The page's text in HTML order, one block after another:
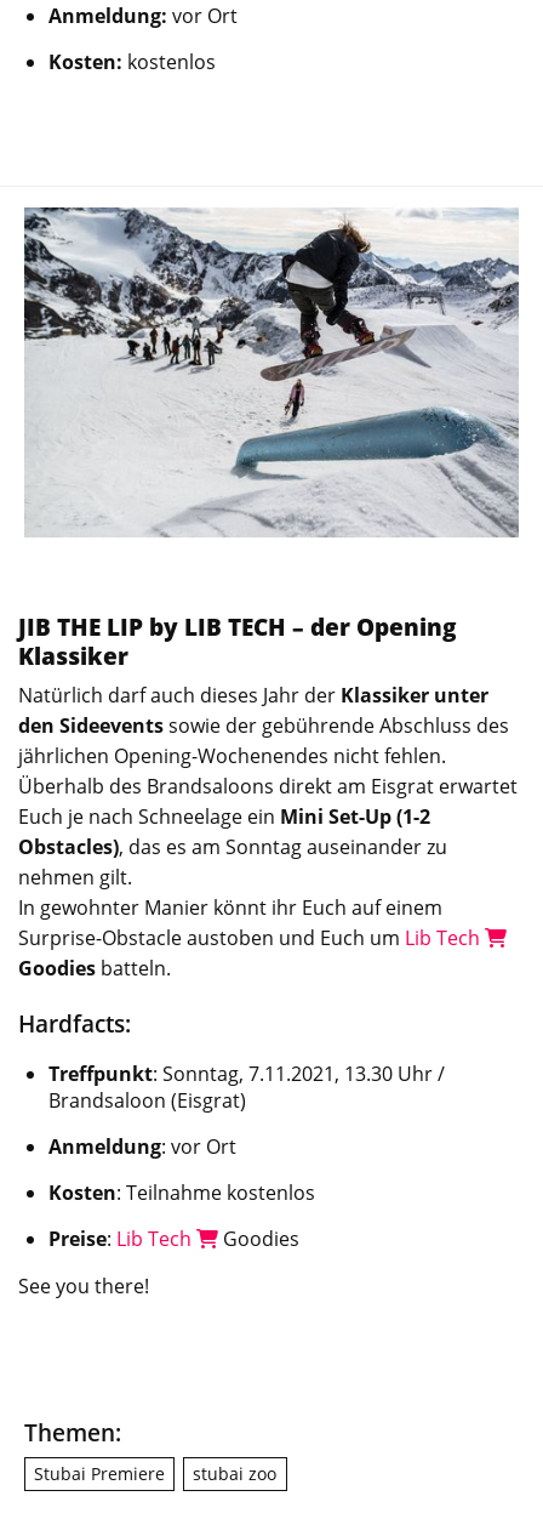
Anmeldung: vor Ort
Kosten: kostenlos
JIB THE LIP by LIB TECH – der Opening
Klassiker
Natürlich darf auch dieses Jahr der Klassiker unter
den Sideeventssowie der gebührende Abschluss des
jährlichen Opening-Wochenendes nicht fehlen.
Überhalb des Brandsaloons direkt am Eisgrat erwartet
Euch je nach Schneelage ein Mini Set-Up (1-2
Obstacles), das es am Sonntag auseinander zu
nehmen gilt.
In gewohnter Manier könnt ihr Euch auf einem
Surprise-Obstacle austoben und Euch um Lib Tech
Goodies batteln.
Hardfacts:
Treffpunkt: Sonntag, 7.11.2021, 13.30 Uhr /
Brandsaloon (Eisgrat)
Anmeldung: vor Ort
Kosten: Teilnahme kostenlos
Preise: Lib Tech
Goodies
See you there!
Themen:
Stubai Premiere stubai zoo